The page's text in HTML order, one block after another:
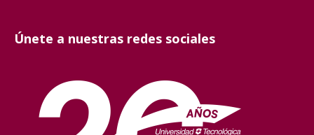
Únete a nuestras redes sociales